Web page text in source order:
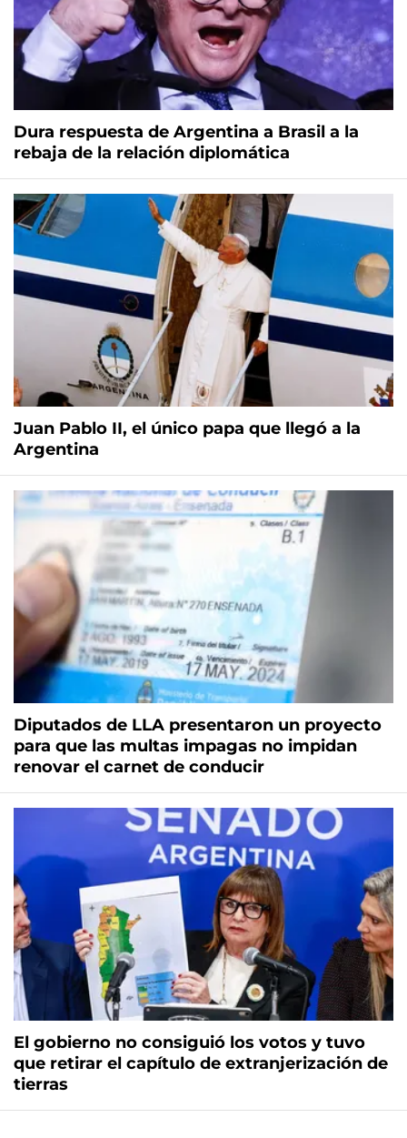
Dura respuesta de Argentina a Brasil a la
rebaja de la relación diplomática
Juan Pablo II, el único papa que llegó a la
Argentina
Diputados de LLA presentaron un proyecto
para que las multas impagas no impidan
renovar el carnet de conducir
El gobierno no consiguió los votos y tuvo
que retirar el capítulo de extranjerización de
tierras